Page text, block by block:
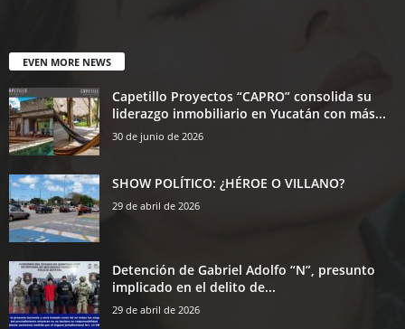
EVEN MORE NEWS
Capetillo Proyectos “CAPRO” consolida su
liderazgo inmobiliario en Yucatán con más...
30 de junio de 2026
SHOW POLÍTICO: ¿HÉROE O VILLANO?
29 de abril de 2026
Detención de Gabriel Adolfo “N”, presunto
implicado en el delito de...
29 de abril de 2026